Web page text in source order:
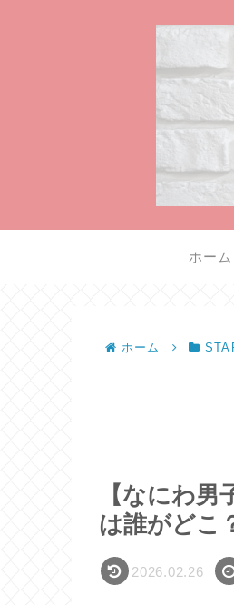
ホーム
ホーム
【なにわ
は誰がどこ
2026.02.26